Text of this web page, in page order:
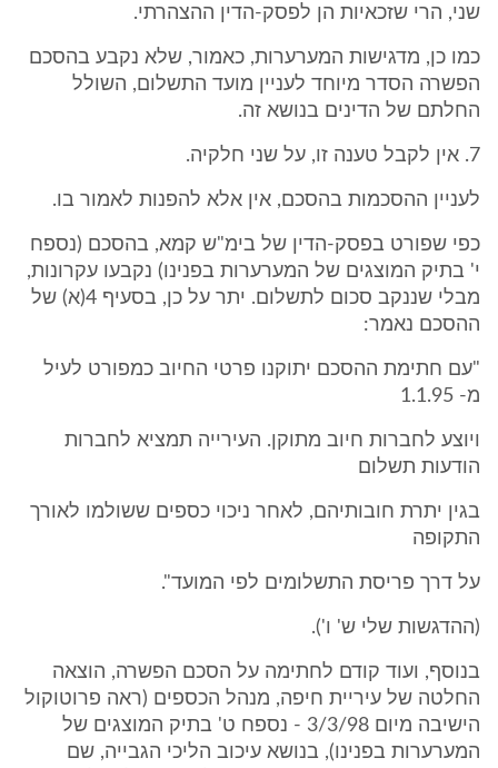
שני, הרי שזכאיות הן לפסק-הדין ההצהרתי.
כמו כן, מדגישות המערערות, כאמור, שלא נקבע בהסכם
הפשרה הסדר מיוחד לעניין מועד התשלום, השולל
החלתם של הדינים בנושא זה.
7. אין לקבל טענה זו, על שני חלקיה.
לעניין ההסכמות בהסכם, אין אלא להפנות לאמור בו.
כפי שפורט בפסק-הדין של בימ"ש קמא, בהסכם (נספח
י' בתיק המוצגים של המערערות בפנינו) נקבעו עקרונות,
מבלי שננקב סכום לתשלום. יתר על כן, בסעיף 4(א) של
ההסכם נאמר:
"עם חתימת ההסכם יתוקנו פרטי החיוב כמפורט לעיל
מ- 1.1.95
ויוצע לחברות חיוב מתוקן. העירייה תמציא לחברות
הודעות תשלום
בגין יתרת חובותיהם, לאחר ניכוי כספים ששולמו לאורך
התקופה
על דרך פריסת התשלומים לפי המועד".
(ההדגשות שלי ש' ו').
בנוסף, ועוד קודם לחתימה על הסכם הפשרה, הוצאה
החלטה של עיריית חיפה, מנהל הכספים (ראה פרוטוקול
הישיבה מיום 3/3/98 - נספח ט' בתיק המוצגים של
המערערות בפנינו), בנושא עיכוב הליכי הגבייה, שם